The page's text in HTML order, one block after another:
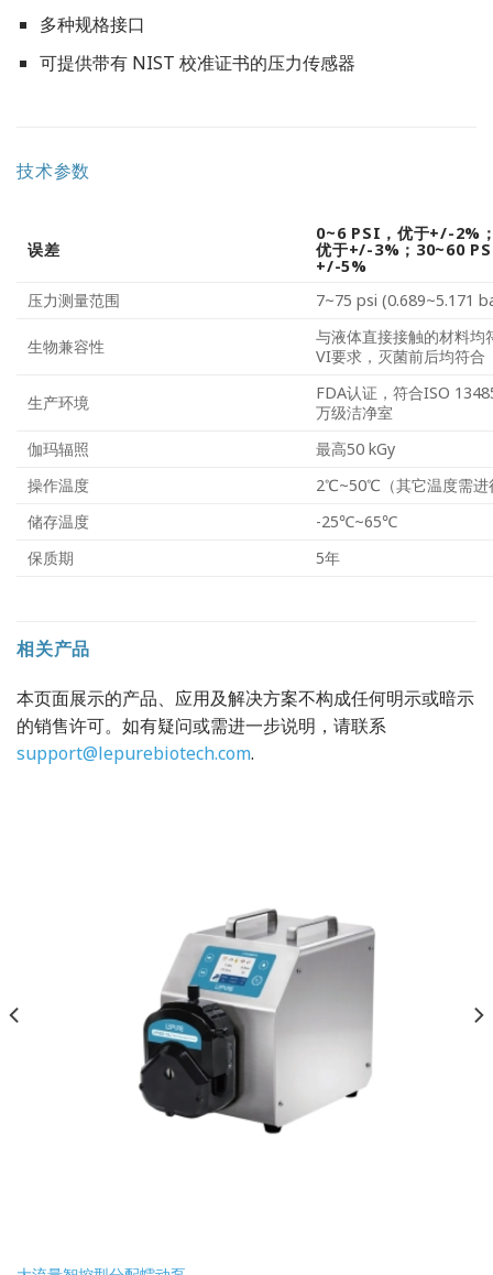
多种规格接口
可提供带有 NIST 校准证书的压力传感器
技术参数
误差
0~6 PSI，优于+/-2%
优于+/-3%；30~60
+/-5%
压力测量范围
7~75 psi (0.689~5.171
生物兼容性
与液体直接接触的材料均
VI要求，灭菌前后均符合
生产环境
FDA认证，符合ISO
万级洁净室
伽玛辐照
最高50 kGy
操作温度
2℃~50℃（其它温度需进
储存温度
-25℃~65℃
保质期
5年
相关产品
本页面展示的产品、应用及解决方案不构成任何明示或暗示
的销售许可。如有疑问或需进一步说明，请联系
support@lepurebiotech.com.